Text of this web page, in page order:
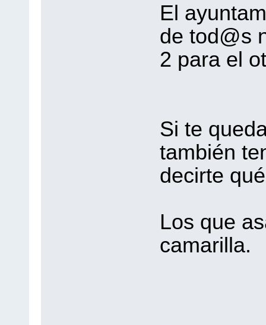
El
de tod@s
2 para el
Si te
también
decirte
Los que
camarilla.